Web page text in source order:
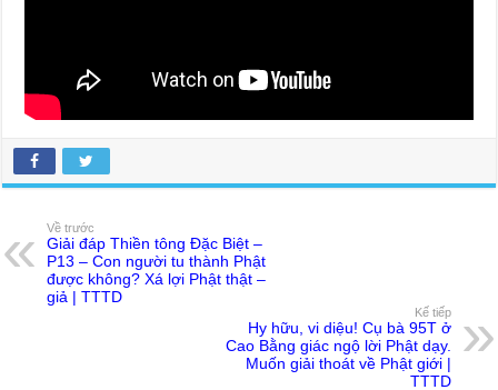
Về trước
Giải đáp Thiền tông Đặc Biệt –
P13 – Con người tu thành Phật
được không? Xá lợi Phật thật –
giả | TTTD
Kế tiếp
Hy hữu, vi diệu! Cụ bà 95T ở
Cao Bằng giác ngộ lời Phật dạy.
Muốn giải thoát về Phật giới |
TTTD